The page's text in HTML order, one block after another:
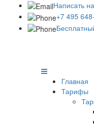
Написать
+7 495
Главная
Тарифы